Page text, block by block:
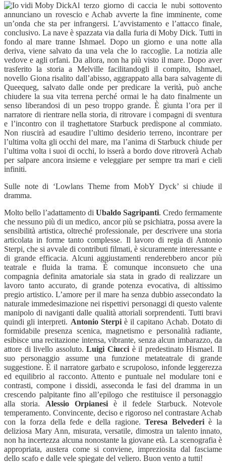
Al terzo giorno di caccia le nubi sottovento
annunciano un rovescio e Achab avverte la fine imminente, come
un’onda che sta per infrangersi. L’avvistamento e l’attacco finale,
conclusivo. La nave è spazzata via dalla furia di Moby Dick. Tutti in
fondo al mare tranne Ishmael. Dopo un giorno e una notte alla
deriva, viene salvato da una vela che lo raccoglie. La notizia alle
vedove e agli orfani. Da allora, non ha più visto il mare. Dopo aver
trasferito la storia a Melville facilitandogli il compito, Ishmael,
novello Giona risalito dall’abisso, aggrappato alla bara salvagente di
Queequeg, salvato dalle onde per predicare la verità, può anche
chiudere la sua vita terrena perché ormai le ha dato finalmente un
senso liberandosi di un peso troppo grande. È giunta l’ora per il
narratore di rientrare nella storia, di ritrovare i compagni di sventura
e l’incontro con il traghettatore Starbuck predispone al commiato.
Non riuscirà ad esaudire l’ultimo desiderio terreno, incontrare per
l’ultima volta gli occhi del mare, ma l’anima di Starbuck chiude per
l’ultima volta i suoi di occhi, lo isserà a bordo dove ritroverà Achab
per salpare ancora insieme e veleggiare per sempre tra mari e cieli
infiniti.
Sulle note di ‘Lowlans Theme from MobY Dyck’ si chiude il
dramma.
Molto bello l’adattamento di Ubaldo Sagripanti. Credo fermamente
che nessuno più di un medico, ancor più se psichiatra, possa avere la
sensibilità artistica, oltreché professionale, per descrivere una storia
articolata in forme tanto complesse. Il lavoro di regia di Antonio
Sterpi, che si avvale di contributi filmati, è sicuramente interessante e
di grande efficacia. Alcuni aggiustamenti renderebbero ancor più
teatrale e fluida la trama. È comunque inconsueto che una
compagnia definita amatoriale sia stata in grado di realizzare un
lavoro tanto accurato, di grande potenza evocativa, di altissimo
pregio artistico. L’amore per il mare ha senza dubbio assecondato la
naturale immedesimazione nei rispettivi personaggi di questo valente
manipolo di naviganti dalle qualità attoriali sorprendenti. Tutti bravi
quindi gli interpreti. Antonio Sterpiè il capitano Achab. Dotato di
formidabile presenza scenica, magnetismo e personalità radiante,
esibisce una recitazione intensa, vibrante, senza alcun imbarazzo, da
attore di livello assoluto. Luigi Ciucci è il predestinato Hismael. Il
suo personaggio assume una funzione metateatrale di grande
suggestione. È il narratore garbato e scrupoloso, infonde leggerezza
ed equilibrio al racconto. Attento e puntuale nel modulare toni e
contrasti, compone i dissidi, asseconda le fasi del dramma in un
crescendo palpitante fino all’epilogo che restituisce il personaggio
alla storia. Alessio Orpianesi è il fedele Starbuck. Notevole
temperamento. Convincente, deciso e rigoroso nel contrastare Achab
con la forza della fede e della ragione. Teresa Belvederiè la
deliziosa Mary Ann, misurata, versatile, dimostra un talento innato,
non ha incertezza alcuna nonostante la giovane età. La scenografia è
appropriata, austera come si conviene, impreziosita dal fasciame
dello scafo e dalle vele spiegate del veliero. Buon vento a tutti!